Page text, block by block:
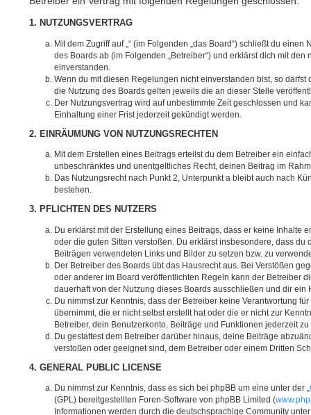
1. NUTZUNGSVERTRAG
Mit dem Zugriff auf „“ (im Folgenden „das Board“) schließt du
des Boards ab (im Folgenden „Betreiber“) und erklärst dich mit
einverstanden.
Wenn du mit diesen Regelungen nicht einverstanden bist, so darfst
die Nutzung des Boards gelten jeweils die an dieser Stelle
Der Nutzungsvertrag wird auf unbestimmte Zeit geschlossen und
Einhaltung einer Frist jederzeit gekündigt werden.
2. EINRÄUMUNG VON NUTZUNGSRECHTEN
Mit dem Erstellen eines Beitrags erteilst du dem Betreiber ein
unbeschränktes und unentgeltliches Recht, deinen Beitrag im
Das Nutzungsrecht nach Punkt 2, Unterpunkt a bleibt auch nach
bestehen.
3. PFLICHTEN DES NUTZERS
Du erklärst mit der Erstellung eines Beitrags, dass er keine Inhalte
oder die guten Sitten verstoßen. Du erklärst insbesondere, dass du
Beiträgen verwendeten Links und Bilder zu setzen bzw. zu
Der Betreiber des Boards übt das Hausrecht aus. Bei Verstößen
oder anderer im Board veröffentlichten Regeln kann der Betreiber
dauerhaft von der Nutzung dieses Boards ausschließen und dir ein
Du nimmst zur Kenntnis, dass der Betreiber keine Verantwortung
übernimmt, die er nicht selbst erstellt hat oder die er nicht zur
Betreiber, dein Benutzerkonto, Beiträge und Funktionen jederzeit
Du gestattest dem Betreiber darüber hinaus, deine Beiträge
verstoßen oder geeignet sind, dem Betreiber oder einem Dritten
4. GENERAL PUBLIC LICENSE
Du nimmst zur Kenntnis, dass es sich bei phpBB um eine unter der „
(GPL) bereitgestellten Foren-Software von phpBB Limited (
Informationen werden durch die deutschsprachige Community